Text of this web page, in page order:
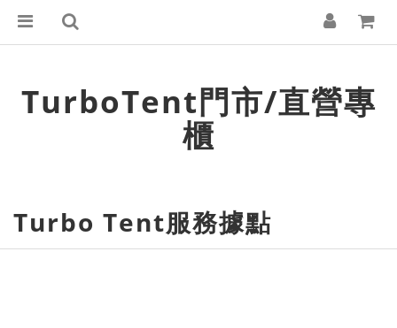
TurboTent門市/直營專
櫃
Turbo Tent服務據點